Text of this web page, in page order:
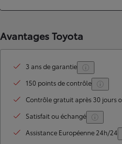
Avantages Toyota
3 ans de garantie
150 points de contrôle
Contrôle gratuit après 30 jours
Satisfait ou échangé
Assistance Européenne 24h/24